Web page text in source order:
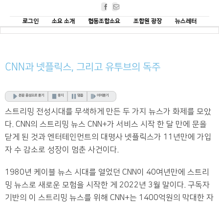
Facebook
로그인
소요 소개 협동조합소요 조합원 광장 뉴스레터
CNN과 넷플릭스, 그리고 유투브의 독주
본문 음성으로 듣기 중지 멈춤 이어듣기
스트리밍 전성시대를 무색하게 만든 두 가지 뉴스가 화제를 모았
다. CNN의 스트리밍 뉴스 CNN+가 서비스 시작 한 달 만에 문을
닫게 된 것과 엔터테인먼트의 대명사 넷플릭스가 11년만에 가입
자 수 감소로 성장이 멈춘 사건이다.
1980년 케이블 뉴스 시대를 열었던 CNN이 40여년만에 스트리
밍 뉴스로 새로운 모험을 시작한 게 2022년 3월 말이다. 구독자
기반의 이 스트리밍 뉴스를 위해 CNN+는 1400억원의 막대한 자